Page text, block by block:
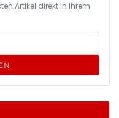
Artikel direkt in Ihrem